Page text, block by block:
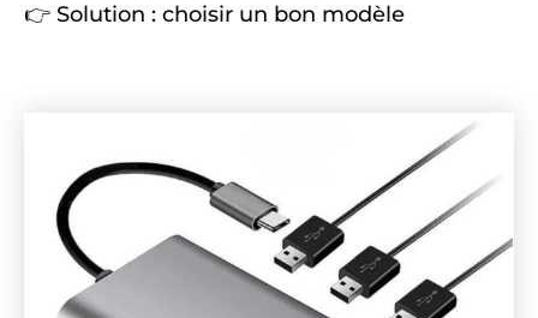
👉 Solution : choisir un bon modèle